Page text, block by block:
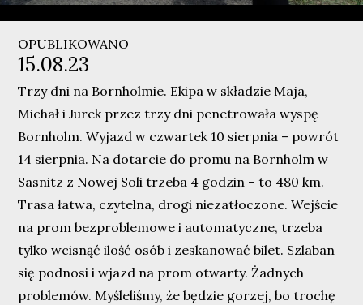
OPUBLIKOWANO
15.08.23
Trzy dni na Bornholmie. Ekipa w składzie Maja,
Michał i Jurek przez trzy dni penetrowała wyspę
Bornholm. Wyjazd w czwartek 10 sierpnia – powrót
14 sierpnia. Na dotarcie do promu na Bornholm w
Sasnitz z Nowej Soli trzeba 4 godzin – to 480 km.
Trasa łatwa, czytelna, drogi niezatłoczone. Wejście
na prom bezproblemowe i automatyczne, trzeba
tylko wcisnąć ilość osób i zeskanować bilet. Szlaban
się podnosi i wjazd na prom otwarty. Żadnych
problemów. Myśleliśmy, że będzie gorzej, bo trochę